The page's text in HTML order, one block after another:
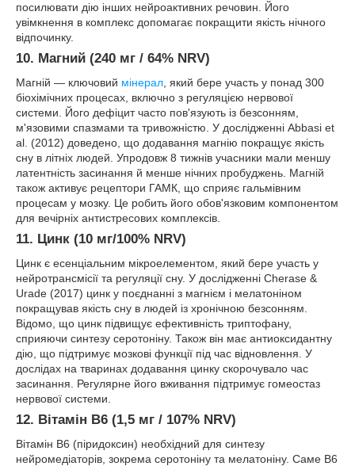
посилювати дію інших нейроактивних речовин. Його
увімкнення в комплекс допомагає покращити якість нічного
відпочинку.
10. Магний (240 мг / 64% NRV)
Магній — ключовий мінерал , який бере участь у понад 300
біохімічних процесах, включно з регуляцією нервової
системи. Його дефіцит часто пов'язують із безсонням,
м'язовими спазмами та тривожністю. У дослідженні Abbasi et
al. (2012) доведено, що додавання магнію покращує якість
сну в літніх людей. Упродовж 8 тижнів учасники мали меншу
латентність засинання й менше нічних пробуджень. Магній
також активує рецептори ГАМК, що сприяє гальмівним
процесам у мозку. Це робить його обов'язковим компонентом
для вечірніх антистресових комплексів.
11. Цинк (10 мг/100% NRV)
Цинк є есенціальним мікроелементом, який бере участь у
нейротрансмісії та регуляції сну. У дослідженні Cherase &
Urade (2017) цинк у поєднанні з магнієм і мелатоніном
покращував якість сну в людей із хронічною безсонням.
Відомо, що цинк підвищує ефективність триптофану,
сприяючи синтезу серотоніну. Також він має антиоксидантну
дію, що підтримує мозкові функції під час відновлення. У
дослідах на тваринах додавання цинку скорочувало час
засинання. Регулярне його вживання підтримує гомеостаз
нервової системи.
12. Вітамін B6 (1,5 мг / 107% NRV)
Вітамін B6 (піридоксин) необхідний для синтезу
нейромедіаторів, зокрема серотоніну та мелатоніну. Саме B6